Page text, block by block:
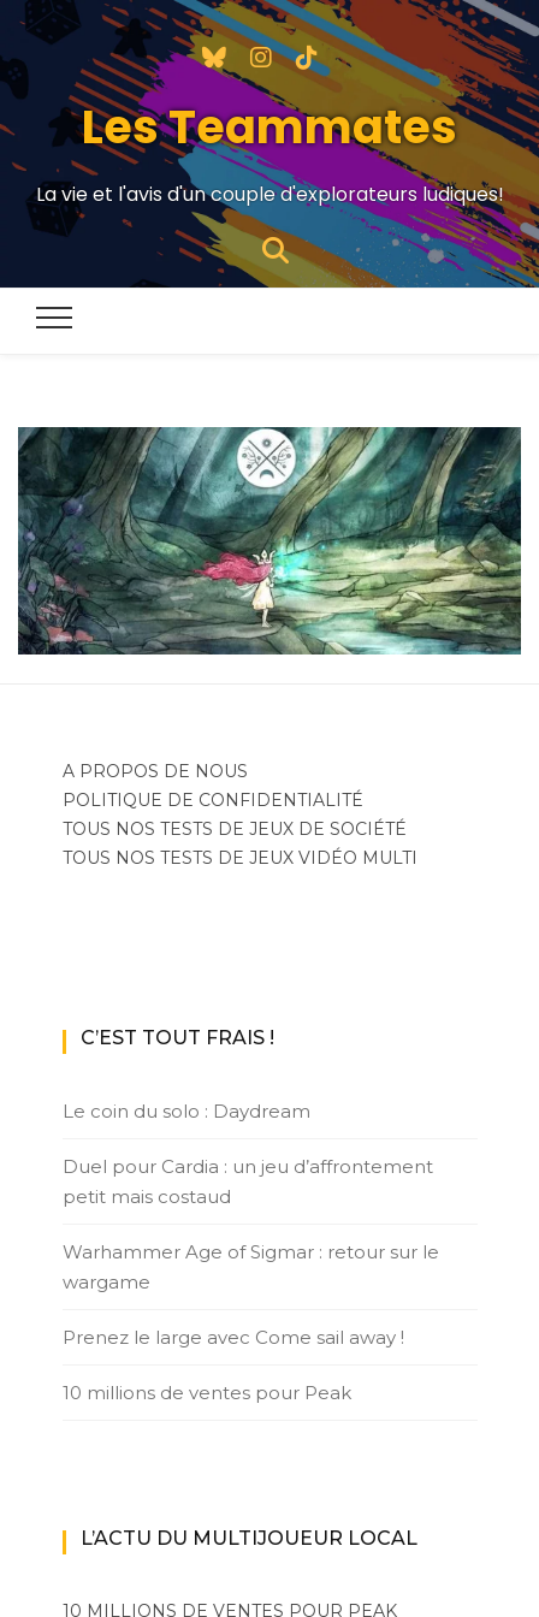
Les Teammates
La vie et l'avis d'un couple d'explorateurs ludiques!
A PROPOS DE NOUS
POLITIQUE DE CONFIDENTIALITÉ
TOUS NOS TESTS DE JEUX DE SOCIÉTÉ
TOUS NOS TESTS DE JEUX VIDÉO MULTI
C’EST TOUT FRAIS !
Le coin du solo : Daydream
Duel pour Cardia : un jeu d’affrontement
petit mais costaud
Warhammer Age of Sigmar : retour sur le
wargame
Prenez le large avec Come sail away !
10 millions de ventes pour Peak
L’ACTU DU MULTIJOUEUR LOCAL
10 MILLIONS DE VENTES POUR PEAK